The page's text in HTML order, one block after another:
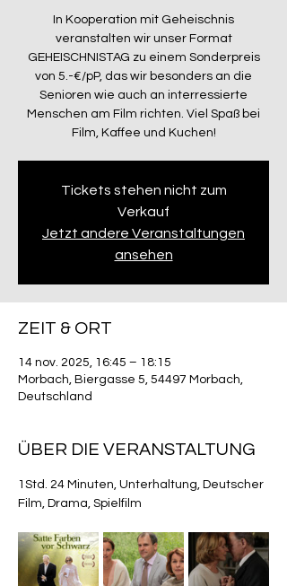
In Kooperation mit Geheischnis
veranstalten wir unser Format
GEHEISCHNISTAG zu einem Sonderpreis
von 5.-€/pP, das wir besonders an die
Senioren wie auch an interressierte
Menschen am Film richten. Viel Spaß bei
Film, Kaffee und Kuchen!
Tickets stehen nicht zum
Verkauf
Jetzt andere Veranstaltungen
ansehen
ZEIT & ORT
14 nov. 2025, 16:45 – 18:15
Morbach, Biergasse 5, 54497 Morbach,
Deutschland
ÜBER DIE VERANSTALTUNG
1Std. 24 Minuten, Unterhaltung, Deutscher
Film, Drama, Spielfilm